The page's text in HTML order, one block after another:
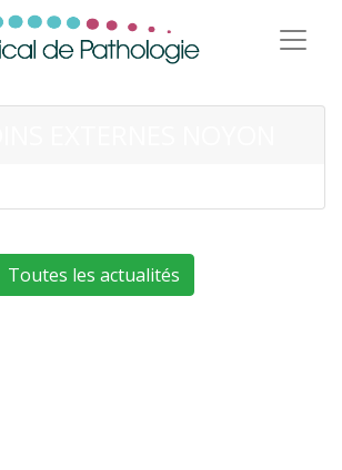
Toutes les actualités